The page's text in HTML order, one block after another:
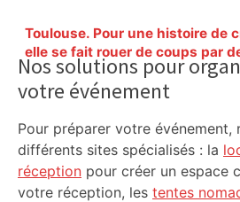
Toulouse. Pour une histoire de
elle se fait rouer de coups par
mineures en pleine rue – Actu.fr
Primary
Sidebar
Nos solutions pour
votre événement
Pour préparer votre événement,
différents sites spécialisés : la
réception pour créer un espace
votre réception, les tentes